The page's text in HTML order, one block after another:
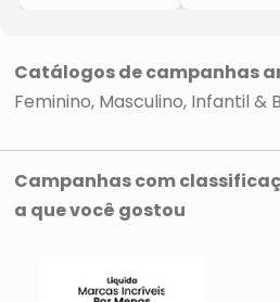
Catálogos de campanhas
Feminino Masculino Infantil &
Campanhas com
a que você gostou